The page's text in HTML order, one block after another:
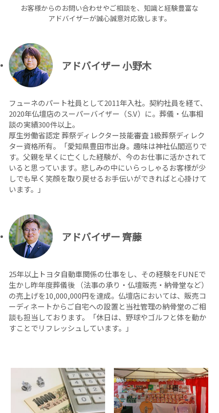
お客様からのお問い合わせやご相談を、知識と経験豊富な
アドバイザーが誠⼼誠意対応致します。
アドバイザー 小野木
フューネのパート社員として2011年入社。契約社員を経て、
2020年仏壇店のスーパーバイザー（S.V）に。葬儀・仏事相
談の実績300件以上。
厚生労働省認定 葬祭ディレクター技能審査 1級葬祭ディレク
ター資格所有。「愛知県豊田市出身。趣味は神社仏閣巡りで
す。父親を早くに亡くした経験が、今のお仕事に活かされて
いると思っています。悲しみの中にいらっしゃるお客様が少
しでも早く笑顔を取り戻せるお手伝いができればと心掛けて
います。」
アドバイザー 齊藤
25年以上トヨタ自動車関係の仕事をし、その経験をFUNEで
生かし昨年度葬儀後 （法事の承り・仏壇販売・納骨堂など）
の売上げを10,000,000円を達成。仏壇店においては、販売コ
ーディネートからご自宅への設置と当社管理の納骨堂のご相
談も担当しております。「休日は、野球やゴルフと体を動か
すことでリフレッシュしています。」